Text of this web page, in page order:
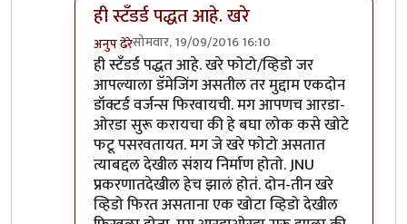
ही स्टॅंडर्ड पद्धत आहे. खरे
अनुप ढेरेसोमवार, 19/09/2016 16:10
In reply toफेसबुक्/व्हॉट्सॅपवर फिरतायत
ही स्टॅंडर्ड पद्धत आहे. खरे फोटो/व्हिडो जर
आपल्याला डॅमेजिंग असतील तर मुद्दाम एकदोन
डॉक्टर्ड वर्जन्स फिरवायची. मग आपणच आरडा-
ओरडा सुरू करायचा की हे बघा लोक कसे खोटे
फटू पसरवतायत. मग जे खरे फोटो असतात
त्याबद्दल देखील संशय निर्माण होतो. JNU
प्रकरणातदेखील हेच झालं होतं. दोन-तीन खरे
व्हिडो फिरत असताना एक खोटा व्हिडो देखील